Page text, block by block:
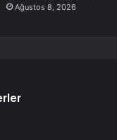
Ağustos 8, 2026